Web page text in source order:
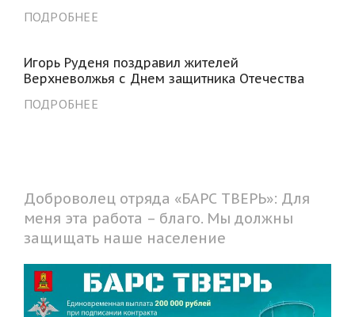
ПОДРОБНЕЕ
Игорь Руденя поздравил жителей
Верхневолжья с Днем защитника Отечества
ПОДРОБНЕЕ
Доброволец отряда «БАРС ТВЕРЬ»: Для
меня эта работа – благо. Мы должны
защищать наше население